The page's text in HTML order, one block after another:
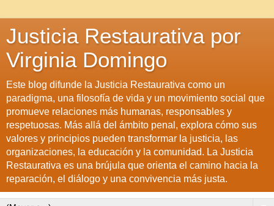
Justicia Restaurativa por
Virginia Domingo
Este blog difunde la Justicia Restaurativa como un
paradigma, una filosofía de vida y un movimiento social que
promueve relaciones más humanas, responsables y
respetuosas. Más allá del ámbito penal, explora cómo sus
valores y principios pueden transformar la justicia, las
organizaciones, la educación y la comunidad. La Justicia
Restaurativa es una brújula que orienta el camino hacia la
reparación, el diálogo y una convivencia más justa.